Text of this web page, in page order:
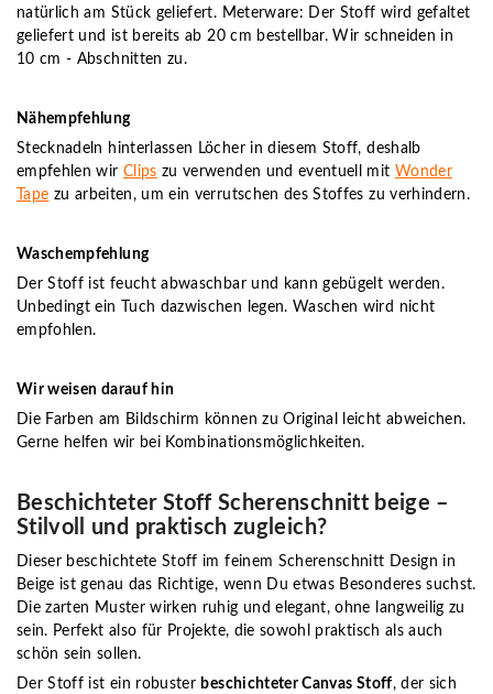
natürlich am Stück geliefert. Meterware: Der Stoff wird gefaltet
geliefert und ist bereits ab 20 cm bestellbar. Wir schneiden in
10 cm - Abschnitten zu.
Nähempfehlung
Stecknadeln hinterlassen Löcher in diesem Stoff, deshalb
empfehlen wir Clips zu verwenden und eventuell mit Wonder
Tape zu arbeiten, um ein verrutschen des Stoffes zu verhindern.
Waschempfehlung
Der Stoff ist feucht abwaschbar und kann gebügelt werden.
Unbedingt ein Tuch dazwischen legen. Waschen wird nicht
empfohlen.
Wir weisen darauf hin
Die Farben am Bildschirm können zu Original leicht abweichen.
Gerne helfen wir bei Kombinationsmöglichkeiten.
Beschichteter Stoff Scherenschnitt beige –
Stilvoll und praktisch zugleich?
Dieser beschichtete Stoff im feinem Scherenschnitt Design in
Beige ist genau das Richtige, wenn Du etwas Besonderes suchst.
Die zarten Muster wirken ruhig und elegant, ohne langweilig zu
sein. Perfekt also für Projekte, die sowohl praktisch als auch
schön sein sollen.
Der Stoff ist ein robuster beschichteter Canvas Stoff, der sich